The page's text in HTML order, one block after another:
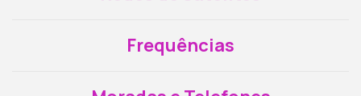
Frequências